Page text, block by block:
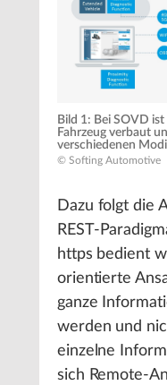
Bild 1: Bei SOVD
Fahrzeug verbaut
verschiedenen
© Softing Automotive
Dazu folgt die
REST-
https bedient
orientierte
ganze
werden und
einzelne
sich Remote-